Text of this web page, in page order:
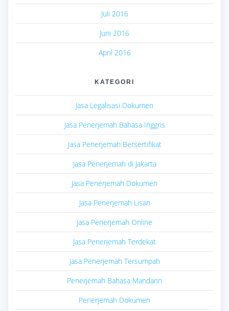
Juli 2016
Juni 2016
April 2016
KATEGORI
Jasa Legalisasi Dokumen
Jasa Penerjemah Bahasa Inggris
Jasa Penerjemah Bersertifikat
Jasa Penerjemah di Jakarta
Jasa Penerjemah Dokumen
Jasa Penerjemah Lisan
Jasa Penerjemah Online
Jasa Penerjemah Terdekat
Jasa Penerjemah Tersumpah
Penerjemah Bahasa Mandarin
Penerjemah Dokumen